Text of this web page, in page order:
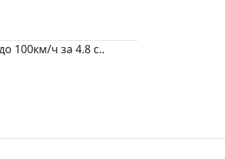
100км/ч за 4.8 c..